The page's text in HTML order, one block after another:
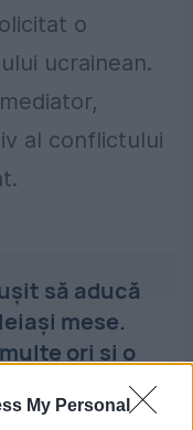
My Personal
o
ucrainean.
al conflictului
să aducă
mese.
ori și o
Ne-am